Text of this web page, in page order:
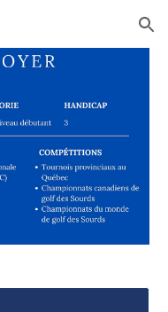
Skip to navigation